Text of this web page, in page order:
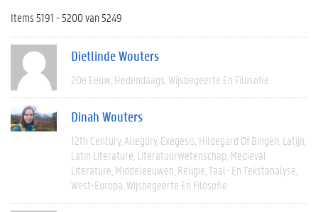
Items 5191 - 5200 van 5249
Dietlinde Wouters
20e Eeuw Hedendaags Wijsbegeerte En Filosofie
Dinah Wouters
12th Century Allegory Exegesis Hildegard Of Bingen Latijn
Latin Literature Literatuurwetenschap Medieval
Literature Middeleeuwen Religie Taal- En Tekstanalyse
West-Europa Wijsbegeerte En Filosofie